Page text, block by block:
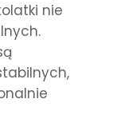
nie